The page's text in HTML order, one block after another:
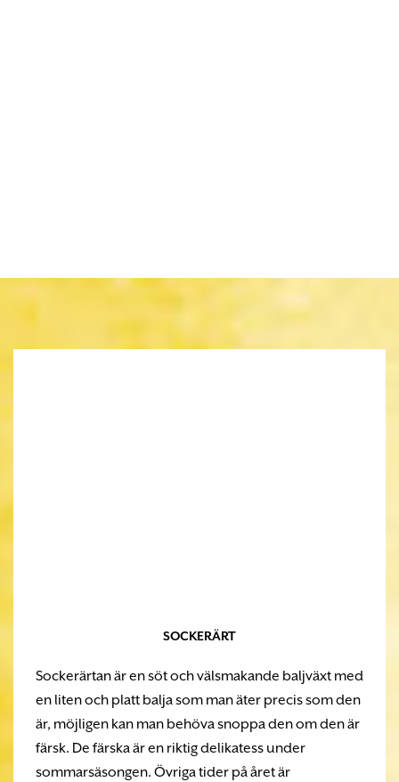
SOCKERÄRT
Sockerärtan är en söt och välsmakande baljväxt med
en liten och platt balja som man äter precis som den
är, möjligen kan man behöva snoppa den om den är
färsk. De färska är en riktig delikatess under
sommarsäsongen. Övriga tider på året är